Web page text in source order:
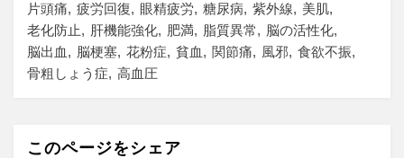
片頭痛
疲労回復 眼精疲労 糖尿病 紫外線
美肌
老化防止
肝機能強化 肥満 脂質異常
脳の活性化
脳出血
脳梗塞 花粉症 貧血 関節痛 風邪 食欲不振
骨粗しょう症
高血圧
このページをシェア